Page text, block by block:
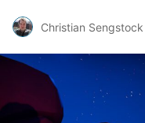
Christian Sengstock